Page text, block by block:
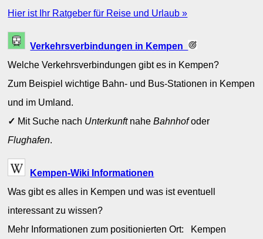
Hier ist Ihr Ratgeber für Reise und Urlaub »
Verkehrsverbindungen in Kempen
Welche Verkehrsverbindungen gibt es in Kempen?
Zum Beispiel wichtige Bahn- und Bus-Stationen in Kempen
und im Umland.
✓ Mit Suche nach UnterkunftnaheBahnhofoder
Flughafen.
Kempen-Wiki Informationen
Was gibt es alles in Kempen und was ist eventuell
interessant zu wissen?
Mehr Informationen zum positionierten Ort: Kempen